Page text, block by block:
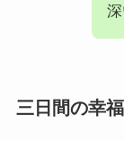
三日間の幸